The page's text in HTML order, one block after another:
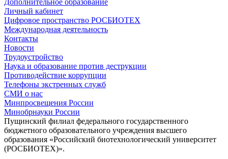
Личный кабинет
Цифровое пространство РОСБИОТЕХ
Международная деятельность
Контакты
Новости
Трудоустройство
Наука и образование против деструкции
Противодействие коррупции
Телефоны экстренных служб
СМИ о нас
Минпросвещения России
Минобрнауки России
Пущинский филиал федерального государственного
бюджетного образовательного учреждения высшего
образования «Российский биотехнологический университет
(РОСБИОТЕХ)».